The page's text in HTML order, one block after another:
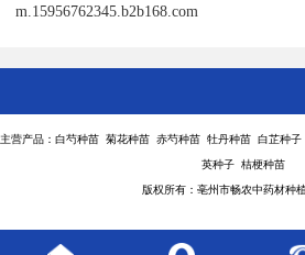
m.15956762345.b2b168.com
主营产品：白芍种苗 菊花种苗 赤芍种苗 牡丹种苗 白芷种
英种子 桔梗种苗
版权所有：亳州市畅农中药材种